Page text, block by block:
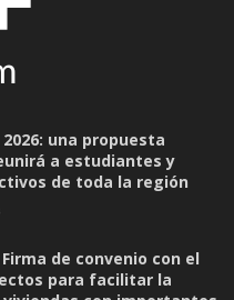
una propuesta
a estudiantes y
de toda la región
de convenio con el
para facilitar la